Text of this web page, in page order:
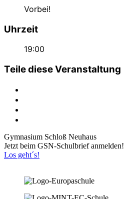
Vorbei!
Uhrzeit
19:00
Teile diese Veranstaltung
Gymnasium Schloß Neuhaus
Jetzt beim GSN-Schulbrief anmelden!
Los geht´s!